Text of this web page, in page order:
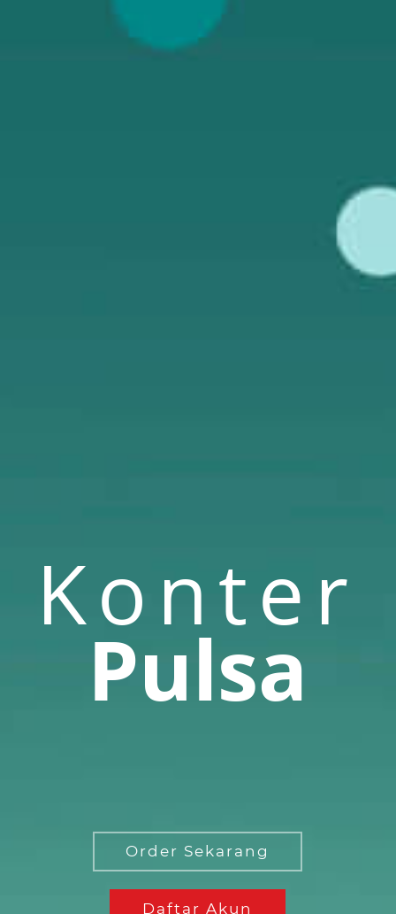
Konter
Pulsa
Order Sekarang
Daftar Akun